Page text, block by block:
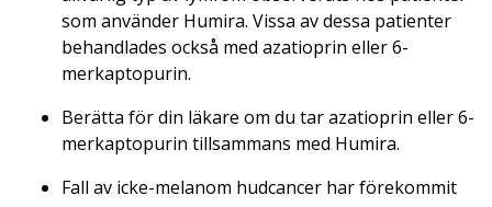
som använder Humira. Vissa av dessa patienter
behandlades också med azatioprin eller 6-
merkaptopurin.
Berätta för din läkare om du tar azatioprin eller 6-
merkaptopurin tillsammans med Humira.
Fall av icke-melanom hudcancer har förekommit